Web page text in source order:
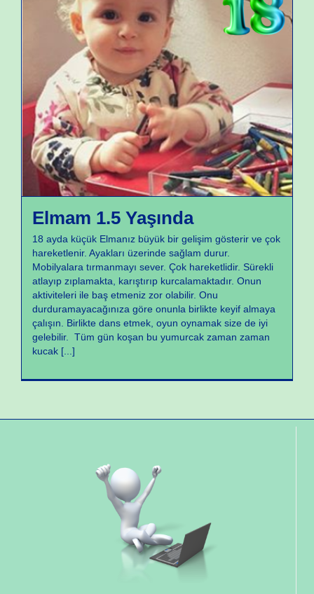
Büyüme ve Gelişme
Elmam 1.5 Yaşında
18 ayda küçük Elmanız büyük bir gelişim gösterir ve çok
hareketlenir. Ayakları üzerinde sağlam durur.
Mobilyalara tırmanmayı sever. Çok hareketlidir. Sürekli
atlayıp zıplamakta, karıştırıp kurcalamaktadır. Onun
aktiviteleri ile baş etmeniz zor olabilir. Onu
durduramayacağınıza göre onunla birlikte keyif almaya
çalışın. Birlikte dans etmek, oyun oynamak size de iyi
gelebilir. Tüm gün koşan bu yumurcak zaman zaman
kucak [...]